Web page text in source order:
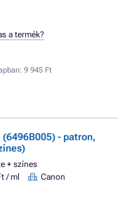
9 945 Ft
a termék?
(6496B005) - patron,
+ színes
/ ml Canon